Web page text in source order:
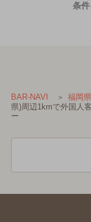
条件
BAR-NAVI 福岡県
県)周辺1kmで外国人
ー